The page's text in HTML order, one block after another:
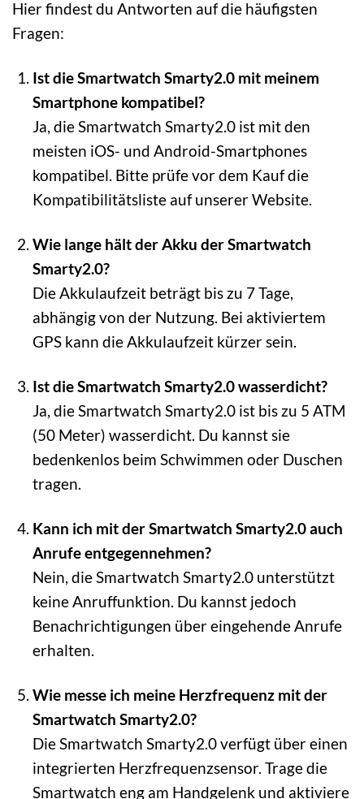
Hier findest du Antworten auf die häufigsten
Fragen:
Ist die Smartwatch Smarty2.0 mit meinem
Smartphone kompatibel?
Ja, die Smartwatch Smarty2.0 ist mit den
meisten iOS- und Android-Smartphones
kompatibel. Bitte prüfe vor dem Kauf die
Kompatibilitätsliste auf unserer Website.
Wie lange hält der Akku der Smartwatch
Smarty2.0?
Die Akkulaufzeit beträgt bis zu 7 Tage,
abhängig von der Nutzung. Bei aktiviertem
GPS kann die Akkulaufzeit kürzer sein.
Ist die Smartwatch Smarty2.0 wasserdicht?
Ja, die Smartwatch Smarty2.0 ist bis zu 5 ATM
(50 Meter) wasserdicht. Du kannst sie
bedenkenlos beim Schwimmen oder Duschen
tragen.
Kann ich mit der Smartwatch Smarty2.0 auch
Anrufe entgegennehmen?
Nein, die Smartwatch Smarty2.0 unterstützt
keine Anruffunktion. Du kannst jedoch
Benachrichtigungen über eingehende Anrufe
erhalten.
Wie messe ich meine Herzfrequenz mit der
Smartwatch Smarty2.0?
Die Smartwatch Smarty2.0 verfügt über einen
integrierten Herzfrequenzsensor. Trage die
Smartwatch eng am Handgelenk und aktiviere